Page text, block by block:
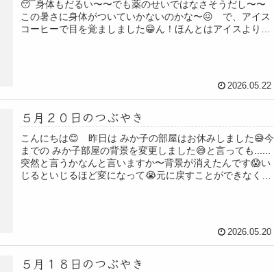
😴身体もだるい〜〜でも薬のせいではなさそうだし〜〜
この暑さに身体がついていかないのかな〜😖 で、アイス
コーヒーで目を覚ましました😁ん！ほんとはアイスよりホ
2026.05.22
５月２０日のつぶやき
こんにちは😊 昨日は みか子の部屋はお休みしました😅今
までの みか子部屋の背景を変更しました😅と言っても......
突然と言うかなんと言いますか〜背景が消えたんです😱い
じるといじるほど変になって😭元に戻すことができなくな
2026.05.20
５月１８日のつぶやき